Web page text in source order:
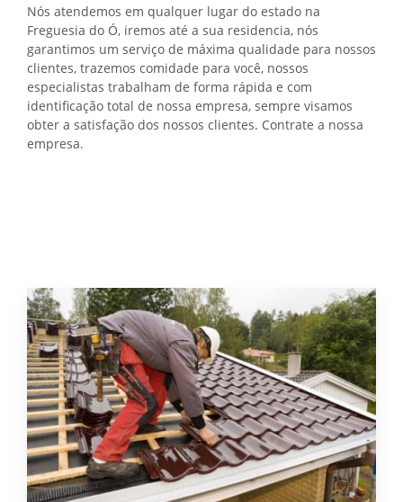
Nós atendemos em qualquer lugar do estado na
Freguesia do Ó, iremos até a sua residencia, nós
garantimos um serviço de máxima qualidade para nossos
clientes, trazemos comidade para você, nossos
especialistas trabalham de forma rápida e com
identificação total de nossa empresa, sempre visamos
obter a satisfação dos nossos clientes. Contrate a nossa
empresa.